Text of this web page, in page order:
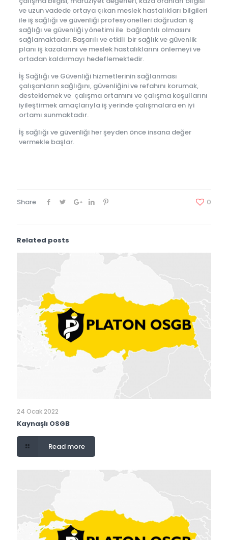
ve uzun vadede ortaya çıkan meslek hastalıkları bilgileri
ile iş sağlığı ve güvenliği profesyonelleri doğrudan iş
sağlığı ve güvenliği yönetimi ile bağlantılı olmasını
sağlamaktadır. Başarılı ve etkili bir sağlık ve güvenlik
planı iş kazalarını ve meslek hastalıklarını önlemeyi ve
ortadan kaldırmayı hedeflemektedir.
İş Sağlığı ve Güvenliği hizmetlerinin sağlanması
çalışanların sağlığını, güvenliğini ve refahını korumak,
desteklemek ve çalışma ortamını ve çalışma koşullarını
iyileştirmek amaçlarıyla iş yerinde çalışmalara en iyi
ortamı sunmaktadır.
İş sağlığı ve güvenliği her şeyden önce insana değer
vermekle başlar.
Share 0
Related posts
24 Ocak 2022
Kaynaşlı OSGB
Read more